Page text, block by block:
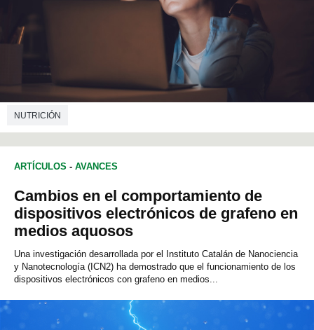
NUTRICIÓN
ARTÍCULOS - AVANCES
Cambios en el comportamiento de
dispositivos electrónicos de grafeno en
medios aquosos
Una investigación desarrollada por el Instituto Catalán de Nanociencia
y Nanotecnología (ICN2) ha demostrado que el funcionamiento de los
dispositivos electrónicos con grafeno en medios...